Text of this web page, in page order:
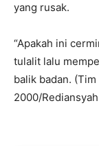
yang rusak.
“Apakah ini
tulalit lalu
balik badan.
2000/